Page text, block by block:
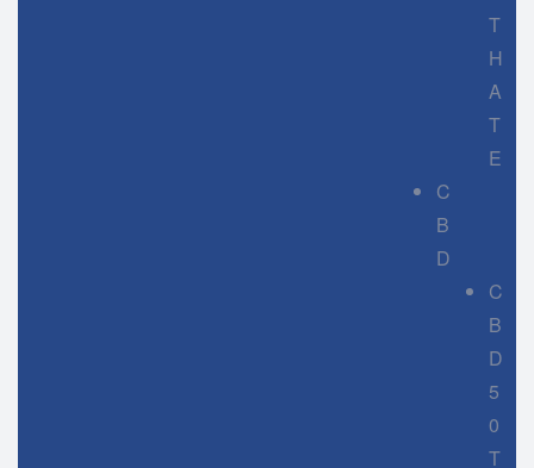
T
H
A
T
E
C
B
D
C
B
D
5
0
T